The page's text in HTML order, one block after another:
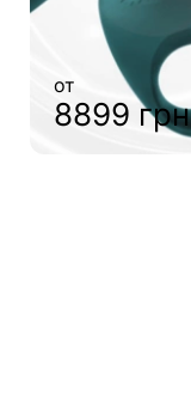
от
6999 грн
4999 грн